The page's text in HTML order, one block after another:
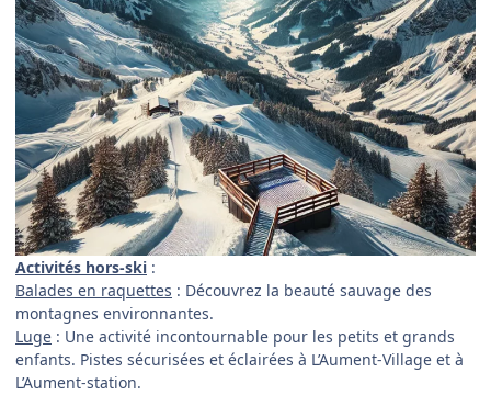
Activités hors-ski :
Balades en raquettes : Découvrez la beauté sauvage des
montagnes environnantes.
Luge : Une activité incontournable pour les petits et grands
enfants. Pistes sécurisées et éclairées à L’Aument-Village et à
L’Aument-station.